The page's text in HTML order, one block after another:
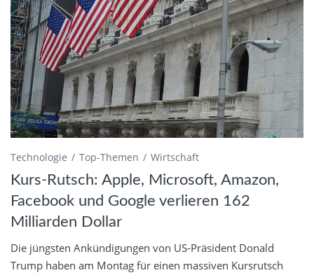
Technologie Top-Themen Wirtschaft
Kurs-Rutsch: Apple, Microsoft, Amazon,
Facebook und Google verlieren 162
Milliarden Dollar
Die jüngsten Ankündigungen von US-Präsident Donald
Trump haben am Montag für einen massiven Kursrutsch